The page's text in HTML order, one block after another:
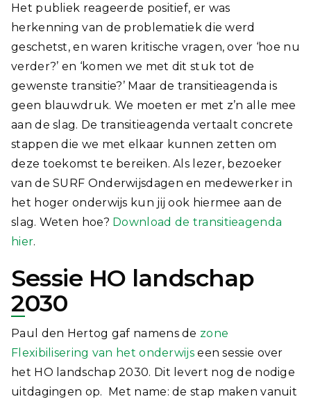
Het publiek reageerde positief, er was
herkenning van de problematiek die werd
geschetst, en waren kritische vragen, over ‘hoe nu
verder?’ en ‘komen we met dit stuk tot de
gewenste transitie?’ Maar de transitieagenda is
geen blauwdruk. We moeten er met z’n alle mee
aan de slag. De transitieagenda vertaalt concrete
stappen die we met elkaar kunnen zetten om
deze toekomst te bereiken. Als lezer, bezoeker
van de SURF Onderwijsdagen en medewerker in
het hoger onderwijs kun jij ook hiermee aan de
slag. Weten hoe? Download de transitieagenda
hier.
Sessie HO landschap
2030
Paul den Hertog gaf namens de zone
Flexibilisering van het onderwijseen sessie over
het HO landschap 2030. Dit levert nog de nodige
uitdagingen op. Met name: de stap maken vanuit